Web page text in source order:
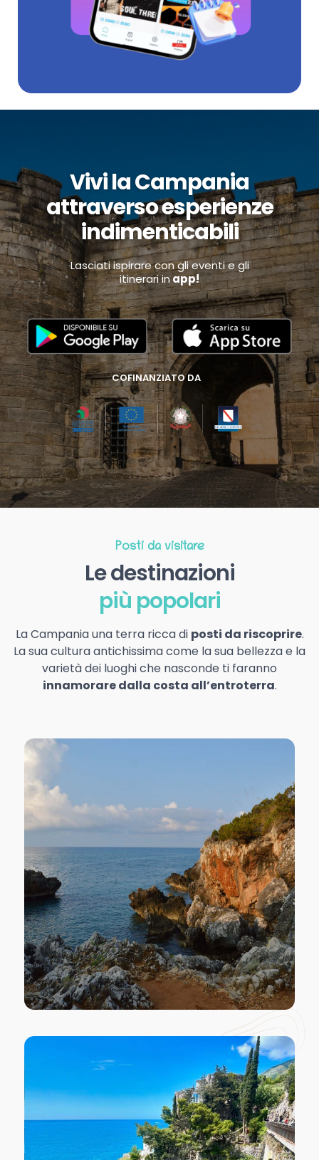
Vivi la Campania
attraverso esperienze
indimenticabili
Lasciati ispirare con gli eventi e gli
itinerari inapp!
COFINANZIATO DA
Posti da visitare
Le destinazioni
più popolari
La Campania una terra ricca di posti da riscoprire.
La sua cultura antichissima come la sua bellezza e la
varietà dei luoghi che nasconde ti faranno
innamorare dalla costa all’entroterra.